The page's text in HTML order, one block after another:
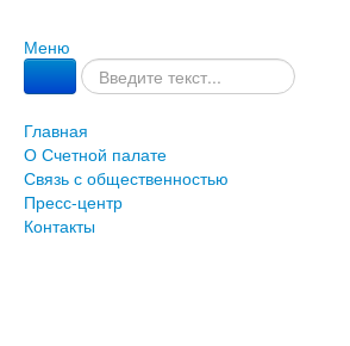
Меню
Главная
О Счетной палате
Связь с общественностью
Пресс-центр
Контакты